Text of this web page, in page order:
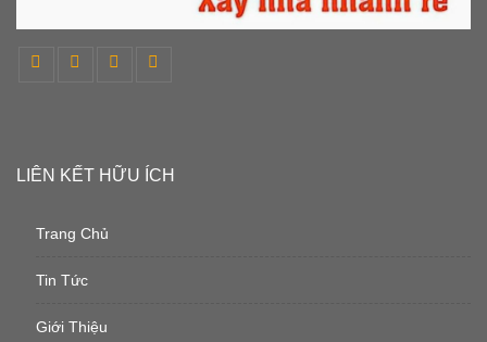
LIÊN KẾT HỮU ÍCH
Trang Chủ
Tin Tức
Giới Thiệu